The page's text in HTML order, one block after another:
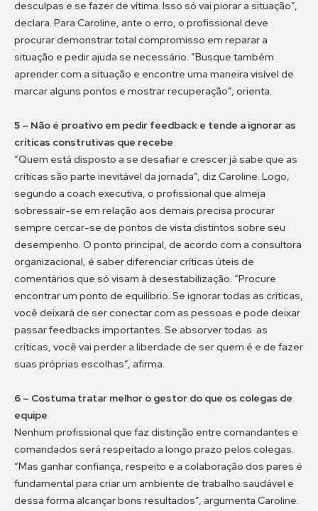
desculpas e se fazer de vítima. Isso só vai piorar a situação”,
declara. Para Caroline, ante o erro, o profissional deve
procurar demonstrar total compromisso em reparar a
situação e pedir ajuda se necessário. ”Busque também
aprender com a situação e encontre uma maneira visível de
marcar alguns pontos e mostrar recuperação”, orienta.
5 – Não é proativo em pedir feedback e tende a ignorar as
críticas construtivas que recebe
“Quem está disposto a se desafiar e crescer já sabe que as
críticas são parte inevitável da jornada”, diz Caroline. Logo,
segundo a coach executiva, o profissional que almeja
sobressair-se em relação aos demais precisa procurar
sempre cercar-se de pontos de vista distintos sobre seu
desempenho. O ponto principal, de acordo com a consultora
organizacional, é saber diferenciar críticas úteis de
comentários que só visam à desestabilização. “Procure
encontrar um ponto de equilíbrio. Se ignorar todas as críticas,
você deixará de ser conectar com as pessoas e pode deixar
passar feedbacks importantes. Se absorver todas as
críticas, você vai perder a liberdade de ser quem é e de fazer
suas próprias escolhas”, afirma.
6 – Costuma tratar melhor o gestor do que os colegas de
equipe
Nenhum profissional que faz distinção entre comandantes e
comandados será respeitado a longo prazo pelos colegas.
“Mas ganhar confiança, respeito e a colaboração dos pares é
fundamental para criar um ambiente de trabalho saudável e
dessa forma alcançar bons resultados”, argumenta Caroline.